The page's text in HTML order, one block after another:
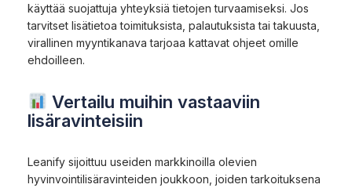
käyttää suojattuja yhteyksiä tietojen turvaamiseksi. Jos
tarvitset lisätietoa toimituksista, palautuksista tai takuusta,
virallinen myyntikanava tarjoaa kattavat ohjeet omille
ehdoilleen.
Vertailu muihin vastaaviin
lisäravinteisiin
Leanify sijoittuu useiden markkinoilla olevien
hyvinvointilisäravinteiden joukkoon, joiden tarkoituksena